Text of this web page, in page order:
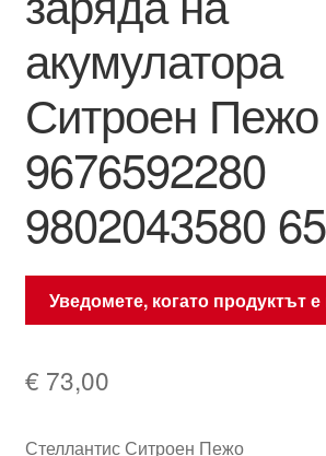
акумулатора
Ситроен Пежо
9676592280
9802043580
Уведомете, когато продуктът
€ 73,00
Стеллантис Ситроен Пежо